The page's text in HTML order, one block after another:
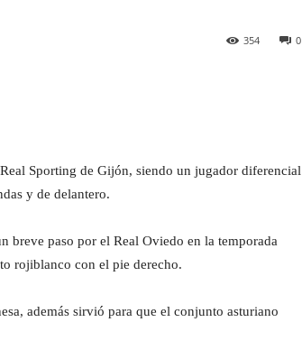
0
354
Sporting de Gijón, siendo un jugador diferencial
y de delantero.
breve paso por el Real Oviedo en la temporada
rojiblanco con el pie derecho.
además sirvió para que el conjunto asturiano